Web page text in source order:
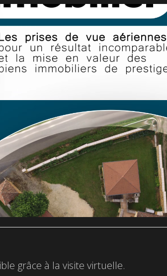
grâce à la visite virtuelle.